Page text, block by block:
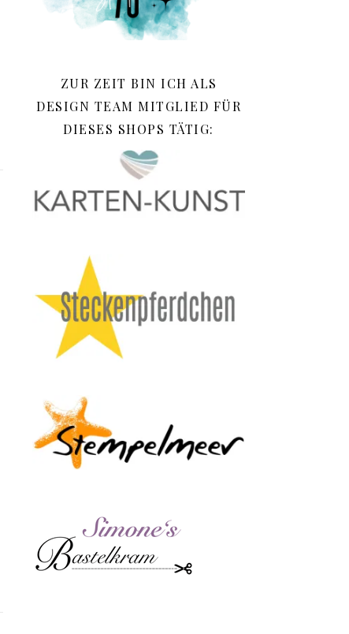
ZUR ZEIT BIN ICH ALS
DESIGN TEAM MITGLIED FÜR
DIESES SHOPS TÄTIG: